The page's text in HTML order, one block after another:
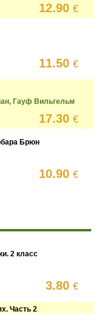
12.90€
11.50€
Гауф Вильгельм
17.30€
Брюн
10.90€
2 класс
3.80€
Часть 2